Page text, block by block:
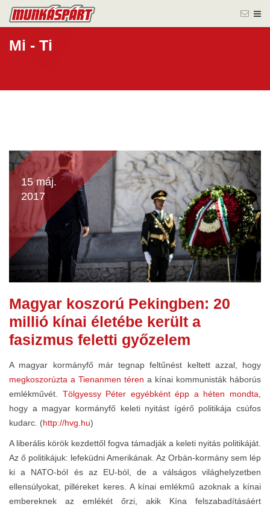
Mi - Ti
15 máj.
2017
Magyar koszorú Pekingben: 20
millió kínai életébe került a
fasizmus feletti győzelem
A magyar kormányfő már tegnap feltűnést keltett azzal, hogy
megkoszorúzta a Tienanmen téren a kínai kommunisták háborús
emlékművét. Tölgyessy Péter egyébként épp a héten mondta
hogy a magyar kormányfő keleti nyitást ígérő politikája csúfos
kudarc. (http://hvg.hu)
A liberális körök kezdettől fogva támadják a keleti nyitás politikáját.
Az ő politikájuk: lefeküdni Amerikának. Az Orbán-kormány sem lép
ki a NATO-ból és az EU-ból, de a válságos világhelyzetben
ellensúlyokat, pilléreket keres. A kínai emlékmű azoknak a kínai
embereknek az emlékét őrzi, akik Kína felszabadításáért